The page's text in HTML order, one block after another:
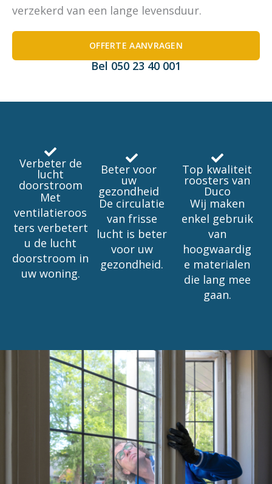
verzekerd van een lange levensduur.
OFFERTE AANVRAGEN
Bel 050 23 40 001
Verbeter de
lucht
doorstroom
Met
ventilatieroos
ters verbetert
u de lucht
doorstroom in
uw woning.
Beter voor
uw
gezondheid
De circulatie
van frisse
lucht is beter
voor uw
gezondheid.
Top kwaliteit
roosters van
Duco
Wij maken
enkel gebruik
van
hoogwaardig
e materialen
die lang mee
gaan.